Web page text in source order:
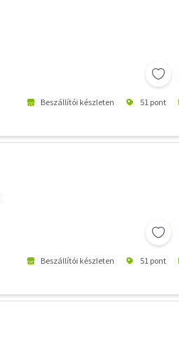
Beszállítói készleten 51 pont
Beszállítói készleten 51 pont